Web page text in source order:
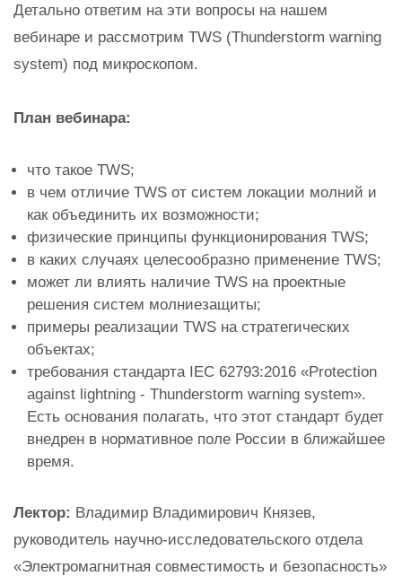
Детально ответим на эти вопросы на нашем
вебинаре и рассмотрим TWS (Thunderstorm warning
system) под микроскопом.
План вебинара:
что такое TWS;
в чем отличие TWS от систем локации молний и
как объединить их возможности;
физические принципы функционирования TWS;
в каких случаях целесообразно применение TWS;
может ли влиять наличие TWS на проектные
решения систем молниезащиты;
примеры реализации TWS на стратегических
объектах;
требования стандарта IEC 62793:2016 «Protection
against lightning - Thunderstorm warning system».
Есть основания полагать, что этот стандарт будет
внедрен в нормативное поле России в ближайшее
время.
Лектор: Владимир Владимирович Князев,
руководитель научно-исследовательского отдела
«Электромагнитная совместимость и безопасность»